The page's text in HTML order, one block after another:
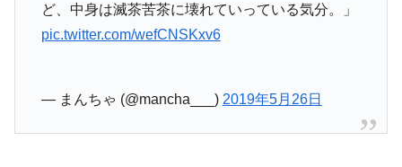
ど、中身は滅茶苦茶に壊れていっている気分。」
pic.twitter.com/wefCNSKxv6
— まんちゃ (@mancha___) 2019年5月26日